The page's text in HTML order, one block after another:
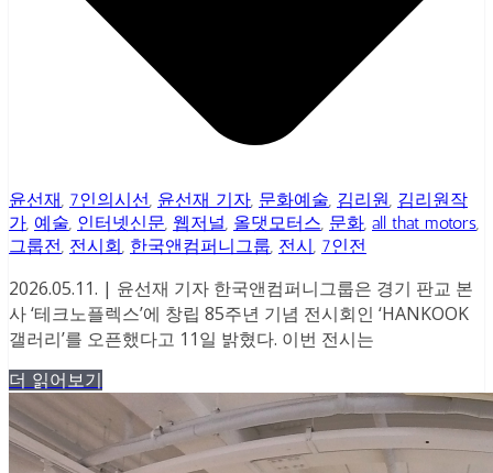
윤선재, 7인의시선, 윤선재 기자, 문화예술, 김리원, 김리원작
가, 예술, 인터넷신문, 웹저널, 올댓모터스, 문화, all that motors,
그룹전, 전시회, 한국앤컴퍼니그룹, 전시, 7인전
2026.05.11. | 윤선재 기자 한국앤컴퍼니그룹은 경기 판교 본
사 ‘테크노플렉스’에 창립 85주년 기념 전시회인 ‘HANKOOK
갤러리’를 오픈했다고 11일 밝혔다. 이번 전시는
더 읽어보기